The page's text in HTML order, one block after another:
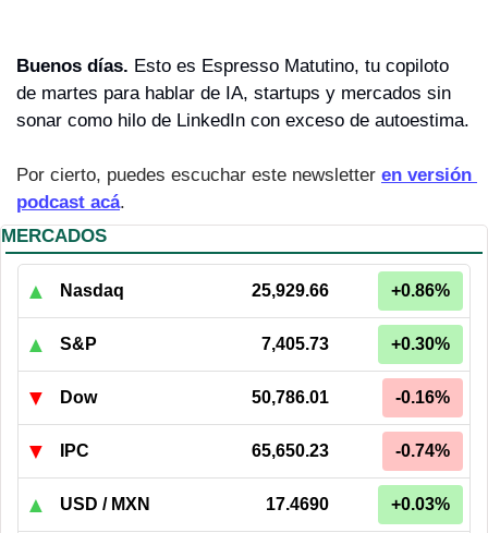
Buenos días. Esto es Espresso Matutino, tu copiloto
de martes para hablar de IA, startups y mercados sin
sonar como hilo de LinkedIn con exceso de autoestima.
Por cierto, puedes escuchar este newsletter en versión
podcast acá.
MERCADOS
▲ Nasdaq 25,929.66 +0.86%
▲ S&P 7,405.73 +0.30%
▼ Dow 50,786.01 -0.16%
▼ IPC 65,650.23 -0.74%
▲ USD / MXN 17.4690 +0.03%